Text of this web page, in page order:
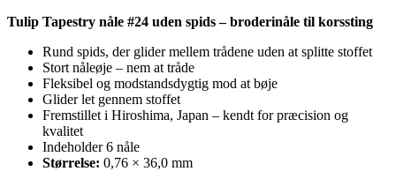
Tulip Tapestry nåle #24 uden spids – broderinåle til korssting
Rund spids, der glider mellem trådene uden at splitte stoffet
Stort nåleøje – nem at tråde
Fleksibel og modstandsdygtig mod at bøje
Glider let gennem stoffet
Fremstillet i Hiroshima, Japan – kendt for præcision og
kvalitet
Indeholder 6 nåle
Størrelse: 0,76 × 36,0 mm